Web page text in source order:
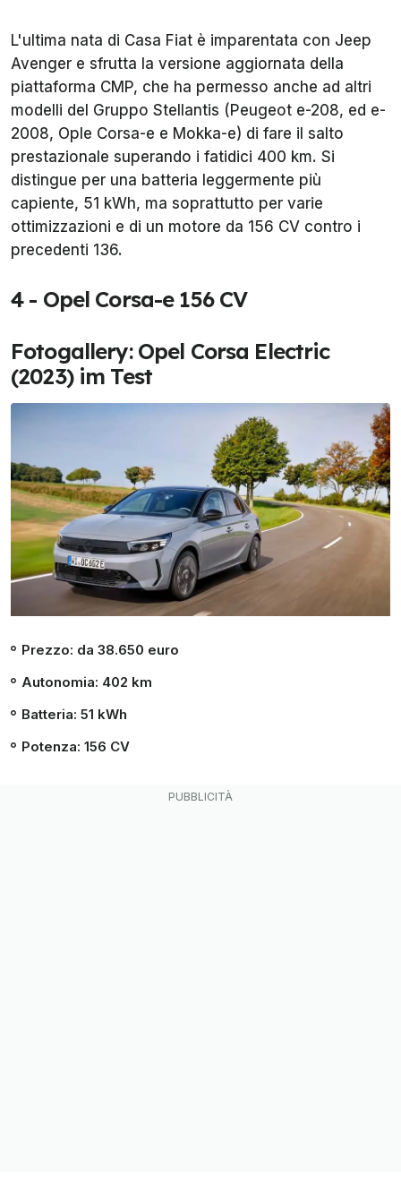
L'ultima nata di Casa Fiat è imparentata con Jeep
Avenger e sfrutta la versione aggiornata della
piattaforma CMP, che ha permesso anche ad altri
modelli del Gruppo Stellantis (Peugeot e-208, ed e-
2008, Ople Corsa-e e Mokka-e) di fare il salto
prestazionale superando i fatidici 400 km. Si
distingue per una batteria leggermente più
capiente, 51 kWh, ma soprattutto per varie
ottimizzazioni e di un motore da 156 CV contro i
precedenti 136.
4 - Opel Corsa-e 156 CV
Fotogallery: Opel Corsa Electric
(2023) im Test
Prezzo: da 38.650 euro
Autonomia: 402 km
Batteria: 51 kWh
Potenza: 156 CV